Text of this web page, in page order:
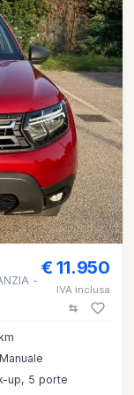
-
€ 11.950
IVA inclusa
up, 5 porte